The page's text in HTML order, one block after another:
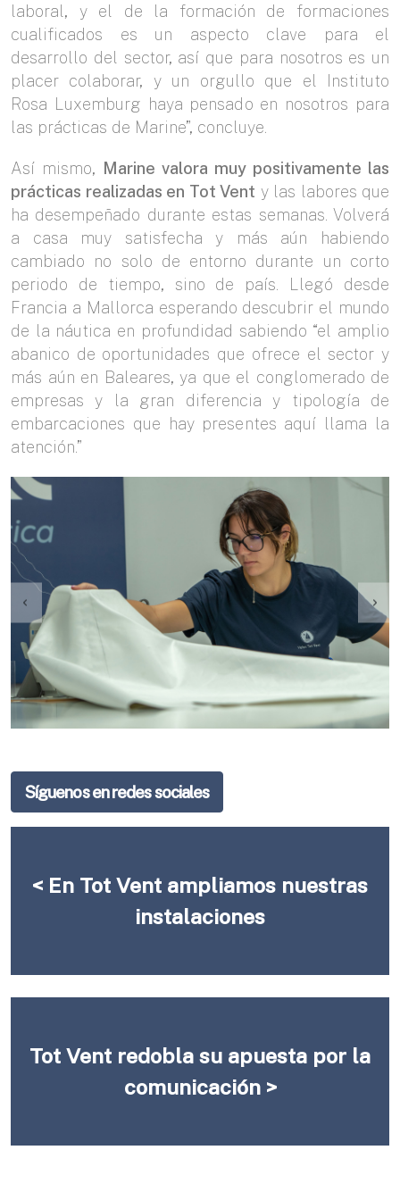
laboral, y el de la formación de formaciones
cualificados es un aspecto clave para el
desarrollo del sector, así que para nosotros es un
placer colaborar, y un orgullo que el Instituto
Rosa Luxemburg haya pensado en nosotros para
las prácticas de Marine”, concluye.
Así mismo, Marine valora muy positivamente las
prácticas realizadas en Tot Vent y las labores que
ha desempeñado durante estas semanas. Volverá
a casa muy satisfecha y más aún habiendo
cambiado no solo de entorno durante un corto
periodo de tiempo, sino de país. Llegó desde
Francia a Mallorca esperando descubrir el mundo
de la náutica en profundidad sabiendo “el amplio
abanico de oportunidades que ofrece el sector y
más aún en Baleares, ya que el conglomerado de
empresas y la gran diferencia y tipología de
embarcaciones que hay presentes aquí llama la
atención.”
Síguenos en redes sociales
< En Tot Vent ampliamos nuestras
instalaciones
Tot Vent redobla su apuesta por la
comunicación >